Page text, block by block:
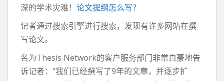
深的学术灾难！ 论文提纲怎么写？
记者通过搜索引擎进行搜索，发现有许多网站在撰
写论文。
名为Thesis Network的客户服务部门非常自豪地告
诉记者：“我们已经撰写了9年的文章，并逐步扩